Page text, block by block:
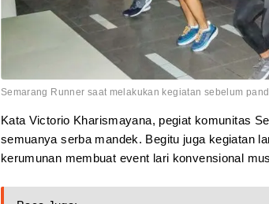
Semarang Runner saat melakukan kegiatan sebelum
Kata Victorio Kharismayana, pegiat komunitas
semuanya serba mandek. Begitu juga kegiatan
kerumunan membuat event lari konvensional